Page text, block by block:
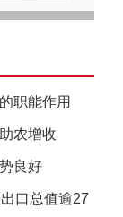
职能作用
农增收
良好
口总值逾27